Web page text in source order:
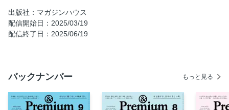
崎ゆり子 道木マヤ 河井菜摘 食と向き合う人。小梅 高橋美
賀 志賀佑香 西野春乃
Beautiful Living うつくしい人たちを、訪ねて。 崔 聡子
利枝子
田周平・鮫島 陽 岡田 学
出版社：マガジンハウス
配信開始日：2025/03/19
配信終了日：2025/06/19
バックナンバー もっと見る